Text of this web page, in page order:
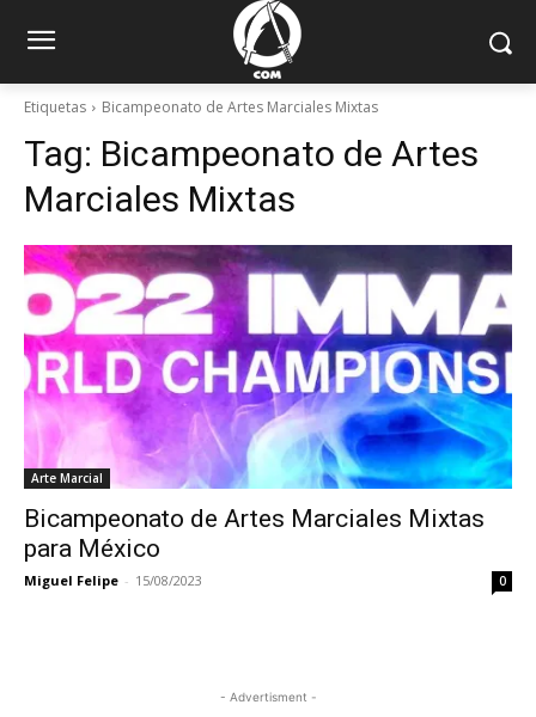
Etiquetas Bicampeonato de Artes Marciales Mixtas
Tag: Bicampeonato de Artes
Marciales Mixtas
Arte Marcial
Bicampeonato de Artes Marciales Mixtas
para México
Miguel Felipe - 15/08/2023 0
- Advertisment -